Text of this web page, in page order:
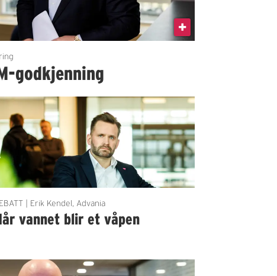
godkjenning
| Erik Kendel, Advania
vannet blir et våpen